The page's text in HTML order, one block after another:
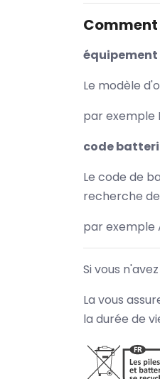
Le modèle
par exemple
code
Le code de
recherche
par exemple
Si vous
La vous
la durée de